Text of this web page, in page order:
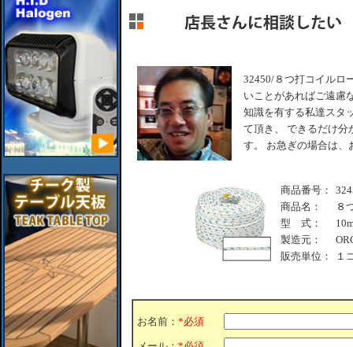
32450/８つ打コイルロ
いことがあればご遠慮
知識を有する私達スタ
て頂き、 できるだけ分
す。 お急ぎの場合は、
商品番号：
商品名：
８
型 式：
製造元：
販売単位：
１
お名前： *必須